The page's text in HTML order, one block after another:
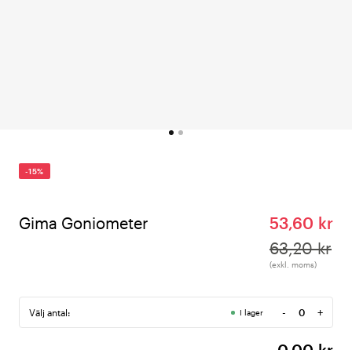
-15%
Gima Goniometer
53,60 kr
63,20 kr
(exkl. moms)
Välj antal: I lager -
Antal
+